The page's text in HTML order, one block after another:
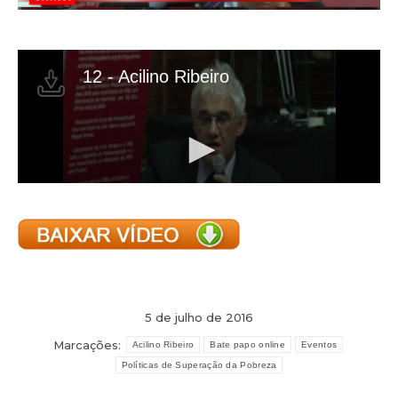
5 de julho de 2016
Marcações:
Acilino Ribeiro Bate papo online Eventos
Políticas de Superação da Pobreza